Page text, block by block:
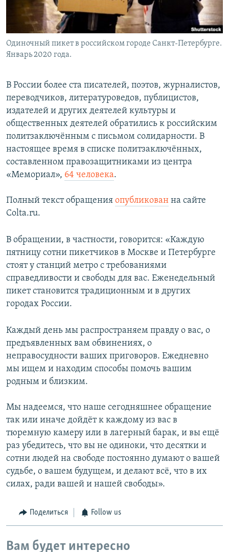
Одиночный пикет в российском городе Санкт-Петербурге.
Январь 2020 года.
В России более ста писателей, поэтов, журналистов,
переводчиков, литературоведов, публицистов,
издателей и других деятелей культуры и
общественных деятелей обратились к российским
политзаключённым с письмом солидарности. В
настоящее время в списке политзаключённых,
составленном правозащитниками из центра
«Мемориал», 64 человека.
Полный текст обращения опубликован на сайте
Colta.ru.
В обращении, в частности, говорится: «Каждую
пятницу сотни пикетчиков в Москве и Петербурге
стоят у станций метро с требованиями
справедливости и свободы для вас. Еженедельный
пикет становится традиционным и в других
городах России.
Каждый день мы распространяем правду о вас, о
предъявленных вам обвинениях, о
неправосудности ваших приговоров. Ежедневно
мы ищем и находим способы помочь вашим
родным и близким.
Мы надеемся, что наше сегодняшнее обращение
так или иначе дойдёт к каждому из вас в
тюремную камеру или в лагерный барак, и вы ещё
раз убедитесь, что вы не одиноки, что десятки и
сотни людей на свободе постоянно думают о вашей
судьбе, о вашем будущем, и делают всё, что в их
силах, ради вашей и нашей свободы».
Поделиться Follow us
Вам будет интересно